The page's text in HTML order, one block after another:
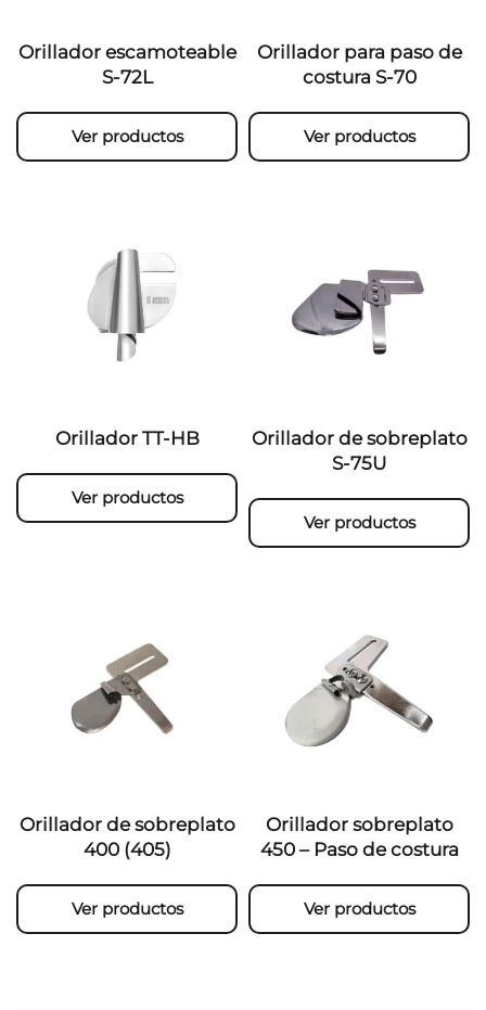
Orillador escamoteable
S-72L
Ver productos
Orillador para paso de
costura S-70
Ver productos
Orillador TT-HB
Ver productos
Orillador de sobreplato
S-75U
Ver productos
Orillador de sobreplato
400 (405)
Ver productos
Orillador sobreplato
450 – Paso de costura
Ver productos